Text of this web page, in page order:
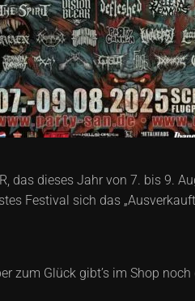
das dieses Jahr von 7. bis 9.
Festival sich das
zum Glück gibt’s im Shop